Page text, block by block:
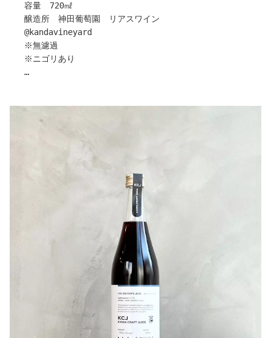
食事と一緒にもお楽しみいただけます。
＜味わいチャート＞
味の参考に・・・
１・・・弱い ５・・・強い
甘味 4
〇ご注意ください
引用：神田葡萄園リアスワイン
容量 720㎖
醸造所 神田葡萄園 リアスワイン
@kandavineyard
※無濾過
※ニゴリあり
生産量が少ないので、お求めはお早めに！
〇クラフトジュースとは・・・
自社畑の原料と岩手県内の信頼できる生産者の果実を用い
100％果汁でシンプルながらも果実の味わいが素直に感じ
られる事を大事にし、大量生産はせず手の届く生産量のみ
〇コンセプトについて
醸造家がワインやお酒が苦手な方のために造る、食卓を楽